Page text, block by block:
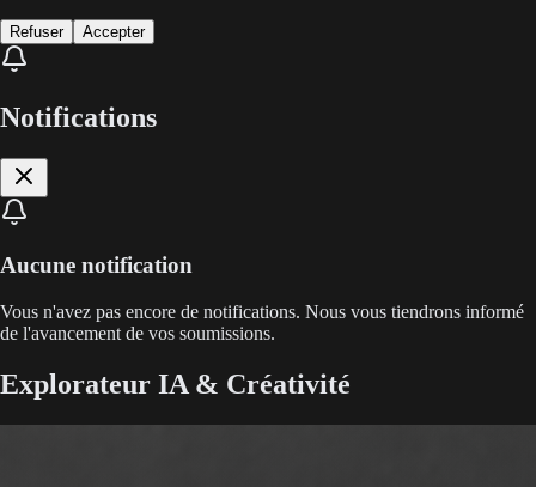
Refuser Accepter
Notifications
Aucune notification
Vous n'avez pas encore de notifications. Nous vous tiendrons informé
de l'avancement de vos soumissions.
Explorateur IA & Créativité